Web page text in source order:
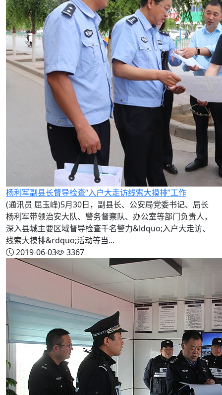
杨利军副县长督导检查“入户大走访线索大摸排”工作
(通讯员 屈玉峰)5月30日，副县长、公安局党委书记、局长
杨利军带领治安大队、警务督察队、办公室等部门负责人，
深入县城主要区域督导检查千名警力&ldquo;入户大走访、
线索大摸排&rdquo;活动等当...
2019-06-03
3367